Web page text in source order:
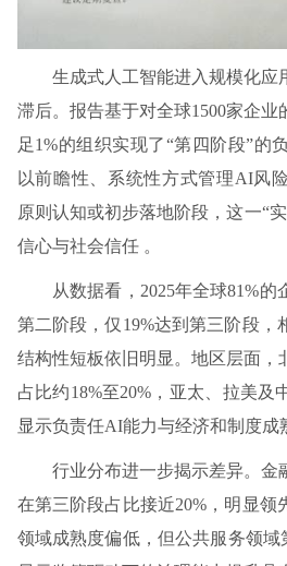
生成式人工智能进入规模化应
滞后。报告基于对全球1500家企业
足1%的组织实现了“第四阶段”的
以前瞻性、系统性方式管理AI风
原则认知或初步落地阶段，这一“
信心与社会信任 。
从数据看，2025年全球81%的
第二阶段，仅19%达到第三阶段，
结构性短板依旧明显。地区层面，
占比约18%至20%，亚太、拉美及
显示负责任AI能力与经济和制度成
行业分布进一步揭示差异。金
在第三阶段占比接近20%，明显领
领域成熟度偏低，但公共服务领域